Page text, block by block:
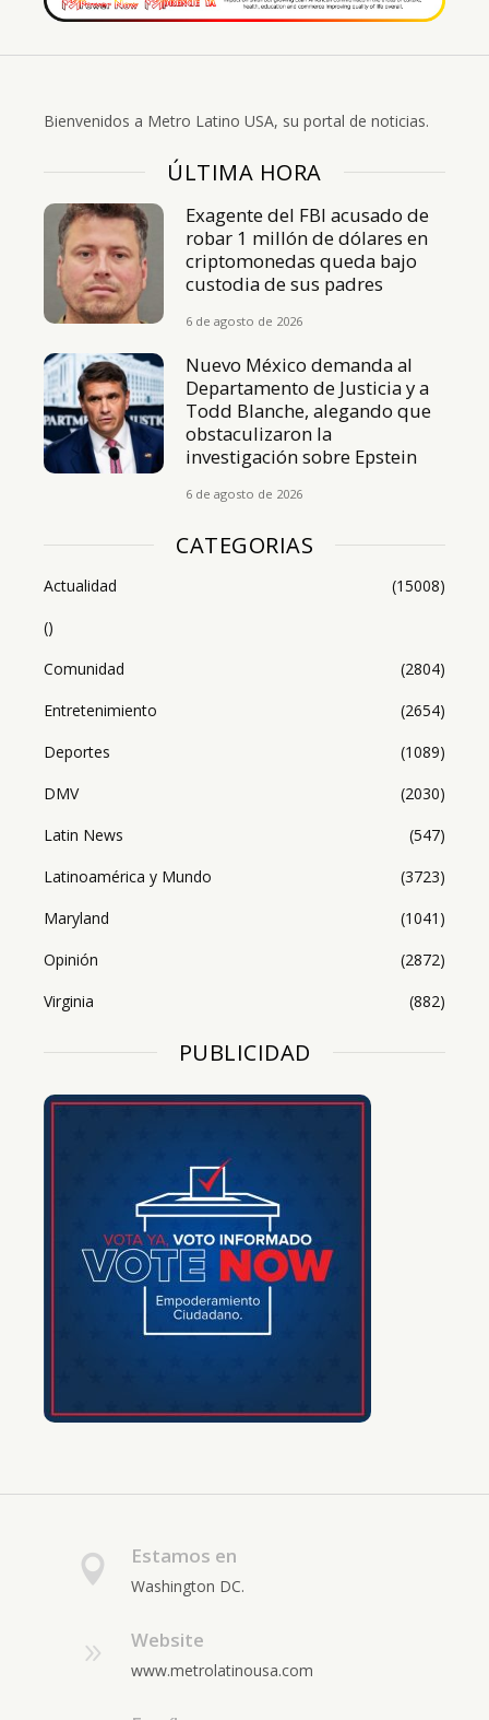
Bienvenidos a Metro Latino USA, su portal de noticias.
ÚLTIMA HORA
Exagente del FBI acusado de
robar 1 millón de dólares en
criptomonedas queda bajo
custodia de sus padres
6 de agosto de 2026
Nuevo México demanda al
Departamento de Justicia y a
Todd Blanche, alegando que
obstaculizaron la
investigación sobre Epstein
6 de agosto de 2026
CATEGORIAS
Actualidad
(15008)
()
Comunidad
(2804)
Entretenimiento
(2654)
Deportes
(1089)
DMV
(2030)
Latin News
(547)
Latinoamérica y Mundo
(3723)
Maryland
(1041)
Opinión
(2872)
Virginia
(882)
PUBLICIDAD
Estamos en
Washington DC.
Website
www.metrolatinousa.com